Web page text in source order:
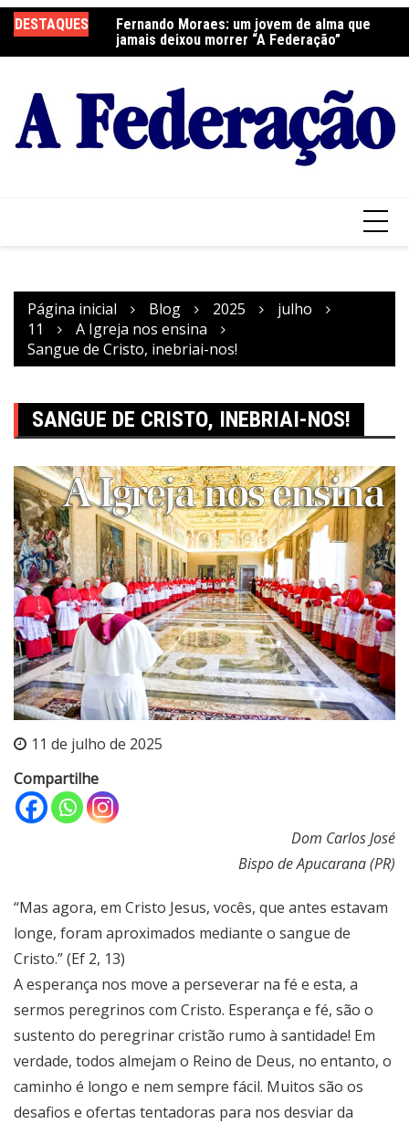
para
o
DESTAQUES
Fernando Moraes: um jovem de alma que
jamais deixou morrer “A Federação”
Curso Oração e Vida na Paróquia São José
Página inicial Blog 2025
julho
11
A Igreja nos ensina
Sangue de Cristo, inebriai-nos!
SANGUE DE CRISTO, INEBRIAI-NOS!
11 de julho de 2025
Compartilhe
Dom Carlos José
Bispo de Apucarana (PR)
“Mas agora, em Cristo Jesus, vocês, que antes estavam
longe, foram aproximados mediante o sangue de
Cristo.” (Ef 2, 13)
A esperança nos move a perseverar na fé e esta, a
sermos peregrinos com Cristo. Esperança e fé, são o
sustento do peregrinar cristão rumo à santidade! Em
verdade, todos almejam o Reino de Deus, no entanto, o
caminho é longo e nem sempre fácil. Muitos são os
desafios e ofertas tentadoras para nos desviar da